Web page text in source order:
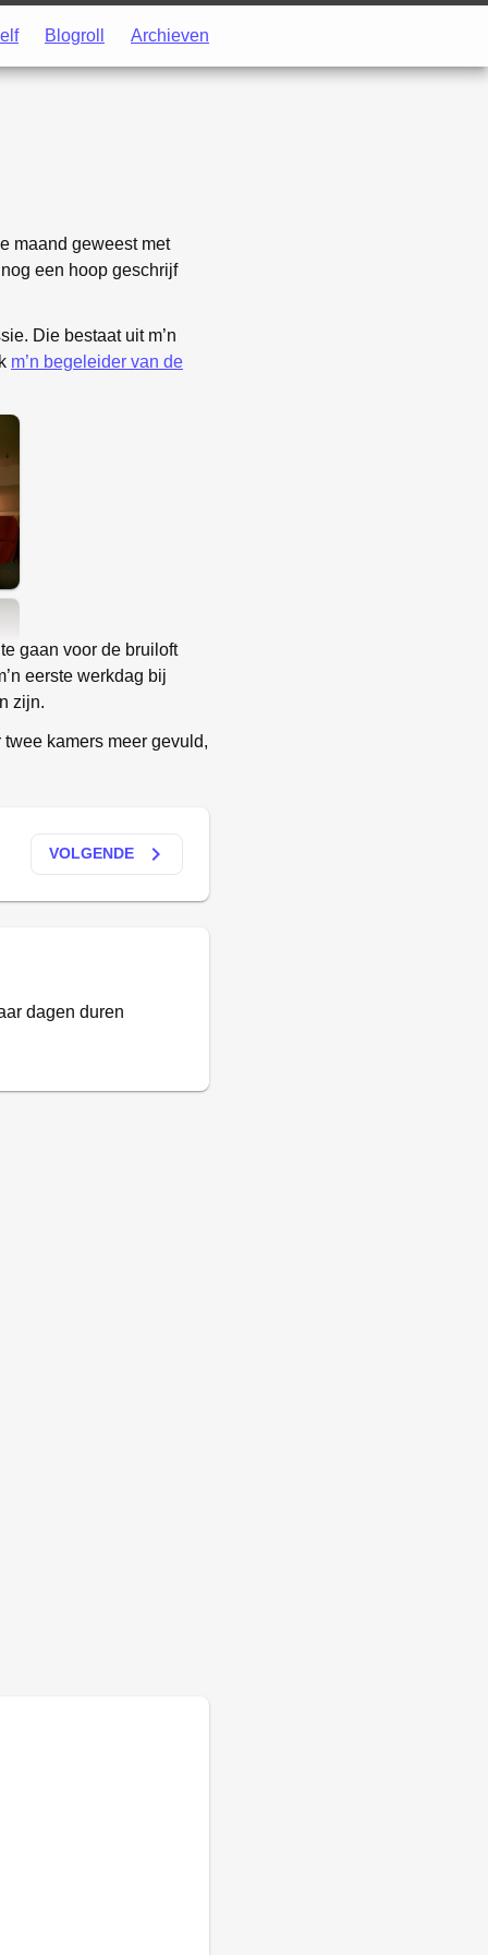
Blogroll Archieven
maand geweest met
een hoop geschrijf
Die bestaat uit m’n
m’n begeleider van de
gaan voor de bruiloft
eerste werkdag bij
zijn.
kamers meer gevuld,
VOLGENDE keyboard_arrow_right
dagen duren